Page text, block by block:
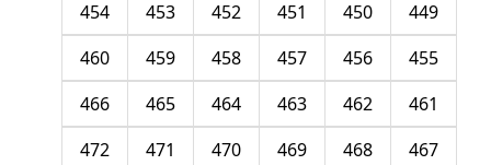
449
450
451
452
453
454
455
456
457
458
459
460
461
462
463
464
465
466
467
468
469
470
471
472